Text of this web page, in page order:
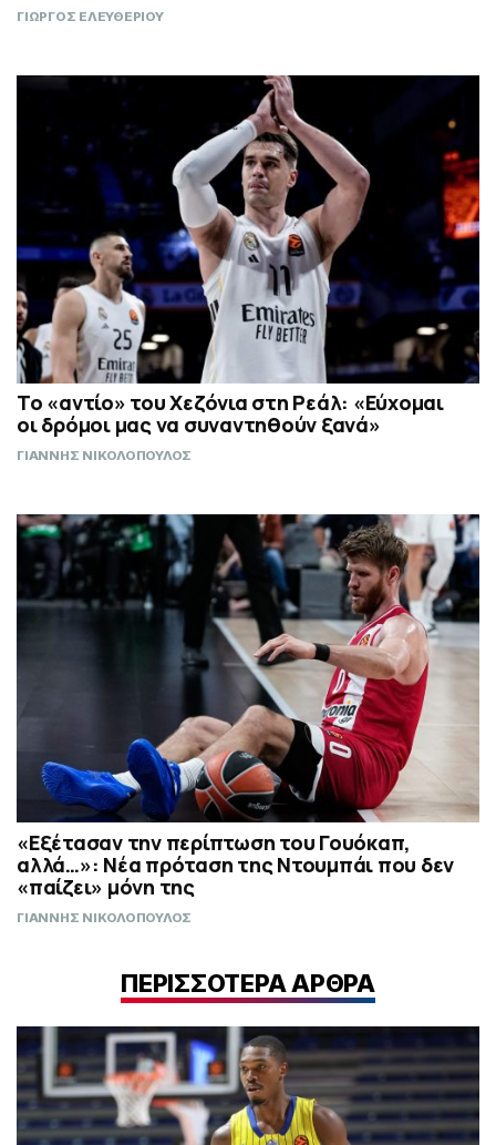
ΓΙΩΡΓΟΣ ΕΛΕΥΘΕΡΙΟΥ
Το «αντίο» του Χεζόνια στη Ρεάλ: «Εύχομαι
οι δρόμοι μας να συναντηθούν ξανά»
ΓΙΑΝΝΗΣ ΝΙΚΟΛΟΠΟΥΛΟΣ
«Εξέτασαν την περίπτωση του Γουόκαπ,
αλλά…»: Νέα πρόταση της Ντουμπάι που δεν
«παίζει» μόνη της
ΓΙΑΝΝΗΣ ΝΙΚΟΛΟΠΟΥΛΟΣ
ΠΕΡΙΣΣΟΤΕΡΑ ΑΡΘΡΑ